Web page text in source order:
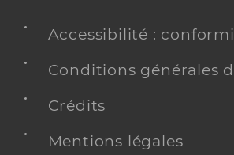
Accessibilité :
Conditions générales
Crédits
Mentions légales